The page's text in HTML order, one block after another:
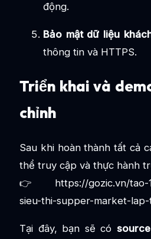
động.
Bảo mật dữ liệu
thông tin và HTTPS.
Triển khai và
chỉnh
Sau khi hoàn thành tất cả
thể truy cập và thực hành
👉 https://gozic.vn/
sieu-thi-supper-market-
Tại đây, bạn sẽ có